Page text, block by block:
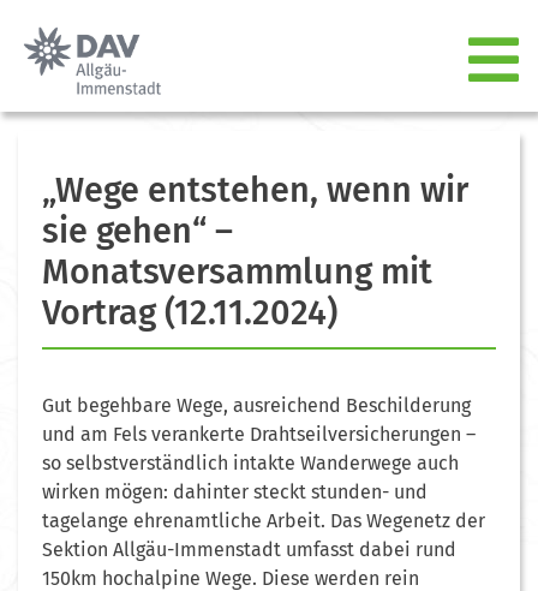
„Wege entstehen, wenn wir
sie gehen“ –
Monatsversammlung mit
Vortrag (12.11.2024)
Gut begehbare Wege, ausreichend Beschilderung
und am Fels verankerte Drahtseilversicherungen –
so selbstverständlich intakte Wanderwege auch
wirken mögen: dahinter steckt stunden- und
tagelange ehrenamtliche Arbeit. Das Wegenetz der
Sektion Allgäu-Immenstadt umfasst dabei rund
150km hochalpine Wege. Diese werden rein